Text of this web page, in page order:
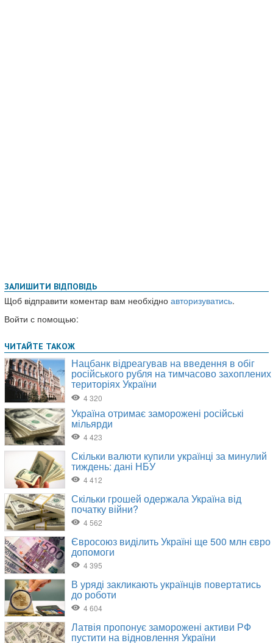
ЗАЛИШИТИ ВІДПОВІДЬ
Щоб відправити коментар вам необхідно авторизуватись.
Войти с помощью: